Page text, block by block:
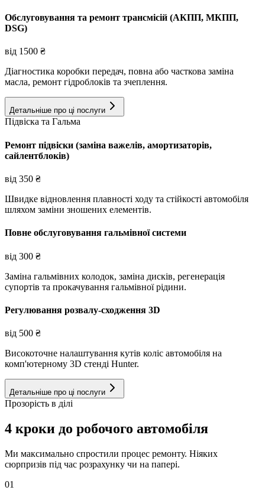
Обслуговування та ремонт трансмісій (АКПП, МКПП,
DSG)
від 1500 ₴
Діагностика коробки передач, повна або часткова заміна
масла, ремонт гідроблоків та зчеплення.
Детальніше про ці послуги
Підвіска та Гальма
Ремонт підвіски (заміна важелів, амортизаторів,
сайлентблоків)
від 350 ₴
Швидке відновлення плавності ходу та стійкості автомобіля
шляхом заміни зношених елементів.
Повне обслуговування гальмівної системи
від 300 ₴
Заміна гальмівних колодок, заміна дисків, регенерація
супортів та прокачування гальмівної рідини.
Регулювання розвалу-сходження 3D
від 500 ₴
Високоточне налаштування кутів коліс автомобіля на
комп'ютерному 3D стенді Hunter.
Детальніше про ці послуги
Прозорість в ділі
4 кроки до робочого автомобіля
Ми максимально спростили процес ремонту. Ніяких
сюрпризів під час розрахунку чи на папері.
01